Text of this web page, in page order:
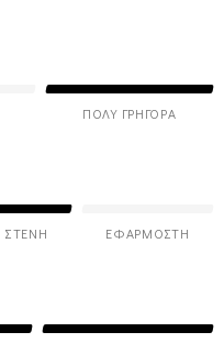
ΠΟΛΎ ΓΡΉΓΟΡΑ
ΣΤΕΝΉ ΕΦΑΡΜΟΣΤΉ